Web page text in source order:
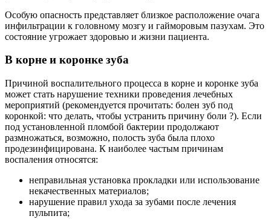
Особую опасность представляет близкое расположение очага
инфильтрации к головному мозгу и гайморовым пазухам. Это
состояние угрожает здоровью и жизни пациента.
В корне и коронке зуба
Причиной воспалительного процесса в корне и коронке зуба
может стать нарушение техники проведения лечебных
мероприятий (рекомендуется прочитать: болен зуб под
коронкой: что делать, чтобы устранить причину боли ?). Если
под установленной пломбой бактерии продолжают
размножаться, возможно, полость зуба была плохо
продезинфицирована. К наиболее частым причинам
воспаления относятся:
неправильная установка прокладки или использование
некачественных материалов;
нарушение правил ухода за зубами после лечения
пульпита;